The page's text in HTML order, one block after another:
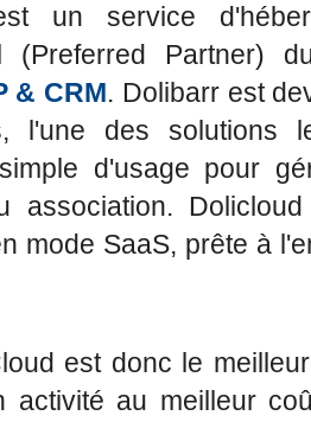
un service
(Preferred Partner)
& CRM. Dolibarr est
l'une des solutions
d'usage pour
association.
mode SaaS, prête à
est donc le
activité au meilleur